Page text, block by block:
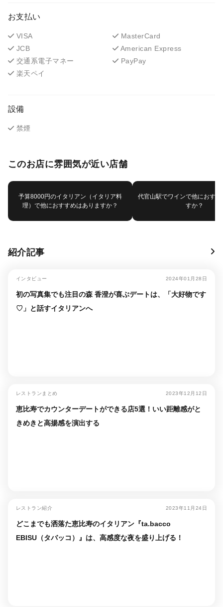
お支払い
VISA
MasterCard
JCB
American Express
交通系電子マネー
PayPay
楽天ペイ
設備
禁煙
このお店に雰囲気が近い店舗
予算8000円のイタリアン（イタリア料
理）で他におすすめはありますか？
代官山駅でワインで他におす
すか？
紹介記事
インタビュー 2024年01月28日
初の写真集でも注目の森 香澄が喜ぶデートは、「大好物です
♡」と話すイタリアンへ
レストランまとめ 2023年12月12日
恵比寿でカウンターデートができる店5選！いい距離感がと
きめきと高揚感を演出する
レストラン紹介 2023年11月24日
どこまでも洒落た恵比寿のイタリアン『ta.bacco
EBISU（タバッコ）』は、高感度な夜を盛り上げる！